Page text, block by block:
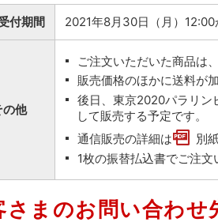
付期間 2021年8月30日（月）
の他
ご注文いただいた商品は
販売価格のほかに送料が
後日、東京2020パラリ
して販売する予定です。
通信販売の詳細は
別
1枚の振替払込書でご注文
さまのお問い合わせ